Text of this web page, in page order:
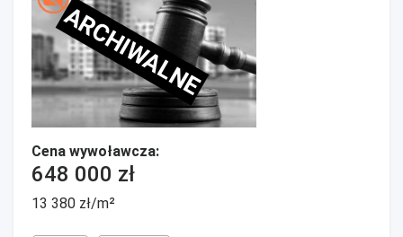
ARCHIWALNE
Cena wywoławcza:
648 000 zł
13 380 zł/m²